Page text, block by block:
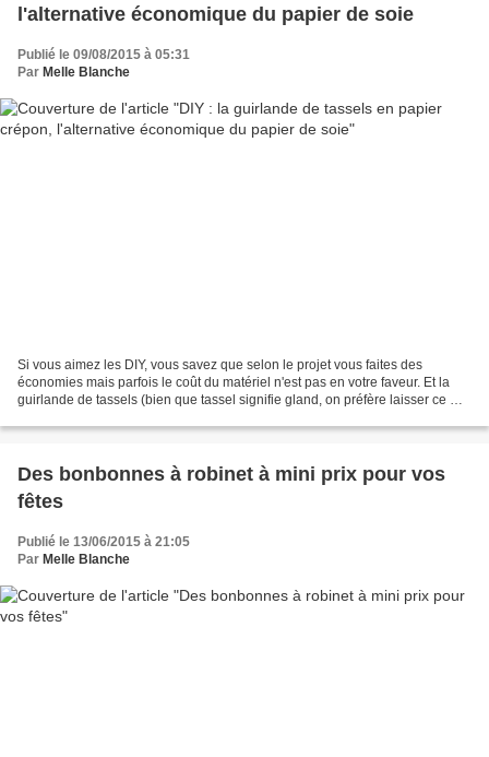
l'alternative économique du papier de soie
Publié le 09/08/2015 à 05:31
Par Melle Blanche
Si vous aimez les DIY, vous savez que selon le projet vous faites des
économies mais parfois le coût du matériel n'est pas en votre faveur. Et la
guirlande de tassels (bien que tassel signifie gland, on préfère laisser ce mot
Des bonbonnes à robinet à mini prix pour vos
fêtes
Publié le 13/06/2015 à 21:05
Par Melle Blanche